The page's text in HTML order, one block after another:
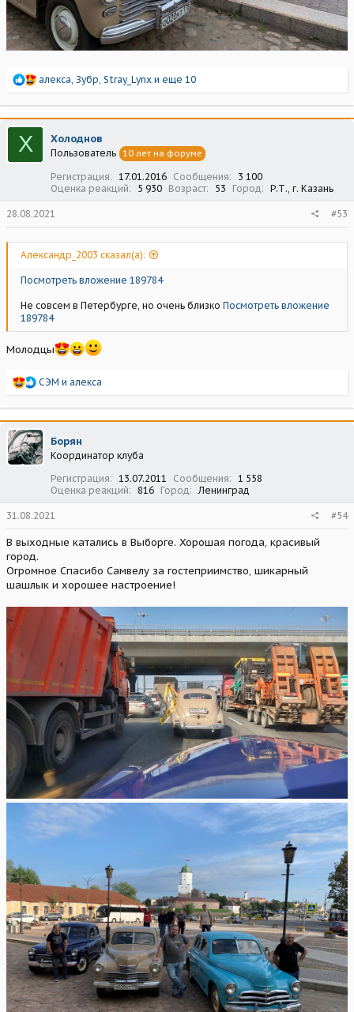
Р
а
к
ц
алекса Зубр Stray_Lynx и еще 10
Х Холоднов
Пользователь 10 лет на форуме
Регистрация 17.01.2016 Сообщения
3 100
Оценка реакций
5 930 Возраст 53 Город Р.Т., г. Казань
28.08.2021 #53
Александр_2003 сказал(а):
Посмотреть вложение 189784
Не совсем в Петербурге, но очень близко Посмотреть вложение
189784
Молодцы
Р
а
к
ц
и
и
СЭМ и алекса
Борян
Координатор клуба
Регистрация
13.07.2011 Сообщения
1 558
Оценка реакций
816 Город Ленинград
31.08.2021 #54
В выходные катались в Выборге. Хорошая погода, красивый
город.
Огромное Спасибо Самвелу за гостеприимство, шикарный
шашлык и хорошее настроение!